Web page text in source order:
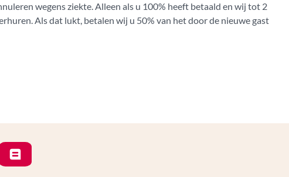
wegens ziekte. Alleen als u 100% heeft betaald en wij tot 2
Als dat lukt, betalen wij u 50% van het door de nieuwe gast